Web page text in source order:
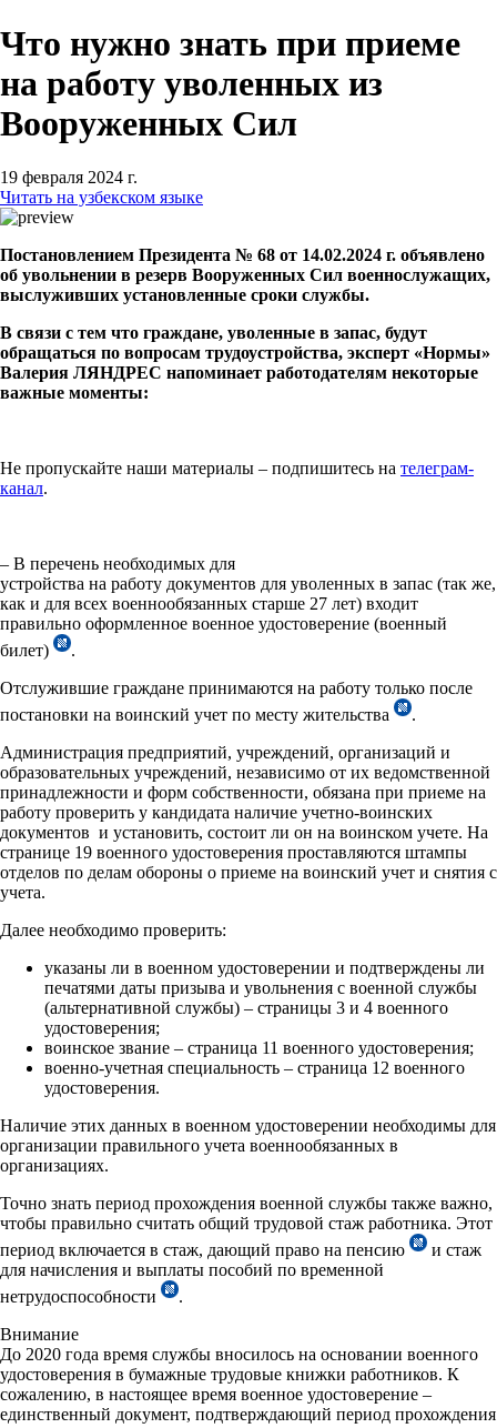
Что нужно знать при приеме
на работу уволенных из
Вооруженных Сил
19 февраля 2024 г.
Читать на узбекском языке
Постановлением Президента № 68 от 14.02.2024 г. объявлено
об увольнении в резерв Вооруженных Сил военнослужащих,
выслуживших установленные сроки службы.
В связи с тем что граждане, уволенные в запас, будут
обращаться по вопросам трудоустройства, эксперт «Нормы»
Валерия ЛЯНДРЕС напоминает работодателям некоторые
важные моменты:
Не пропускайте наши материалы – подпишитесь на телеграм-
канал.
– В перечень необходимых для
устройства на работу документов для уволенных в запас (так же,
как и для всех военнообязанных старше 27 лет) входит
правильно оформленное военное удостоверение (военный
билет)
.
Отслужившие граждане принимаются на работу только после
постановки на воинский учет по месту жительства
.
Администрация предприятий, учреждений, организаций и
образовательных учреждений, независимо от их ведомственной
принадлежности и форм собственности, обязана при приеме на
работу проверить у кандидата наличие учетно-воинских
документов и установить, состоит ли он на воинском учете. На
странице 19 военного удостоверения проставляются штампы
отделов по делам обороны о приеме на воинский учет и снятия с
учета.
Далее необходимо проверить:
указаны ли в военном удостоверении и подтверждены ли
печатями даты призыва и увольнения с военной службы
(альтернативной службы) – страницы 3 и 4 военного
удостоверения;
воинское звание – страница 11 военного удостоверения;
военно-учетная специальность – страница 12 военного
удостоверения.
Наличие этих данных в военном удостоверении необходимы для
организации правильного учета военнообязанных в
организациях.
Точно знать период прохождения военной службы также важно,
чтобы правильно считать общий трудовой стаж работника. Этот
период включается в стаж, дающий право на пенсию
и стаж
для начисления и выплаты пособий по временной
нетрудоспособности
.
Внимание
До 2020 года время службы вносилось на основании военного
удостоверения в бумажные трудовые книжки работников. К
сожалению, в настоящее время военное удостоверение –
единственный документ, подтверждающий период прохождения